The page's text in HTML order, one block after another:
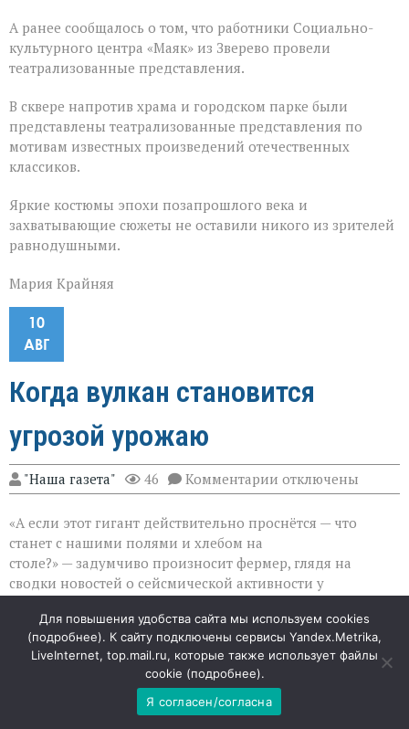
А ранее сообщалось о том, что работники Социально-
культурного центра «Маяк» из Зверево провели
театрализованные представления.
В сквере напротив храма и городском парке были
представлены театрализованные представления по
мотивам известных произведений отечественных
классиков.
Яркие костюмы эпохи позапрошлого века и
захватывающие сюжеты не оставили никого из зрителей
равнодушными.
Мария Крайняя
10
АВГ
Когда вулкан становится
угрозой урожаю
"Наша газета" 46 Комментарии к
записи
вулкан
урожаю
отключены
«А если этот гигант действительно проснётся — что
станет с нашими полями и хлебом на
столе?» — задумчиво произносит фермер, глядя на
сводки новостей о сейсмической активности у
говорят о том, как пробуждение супервулкана может
ударить не по одной стране, а по продовольственной
безопасности всего мира.
Сейсмические сигналы у кальдеры
Для повышения удобства сайта мы используем cookies
(подробнее). К сайту подключены сервисы Yandex.Metrika,
LiveInternet, top.mail.ru, которые также использует файлы
cookie (подробнее).
Я согласен/согласна